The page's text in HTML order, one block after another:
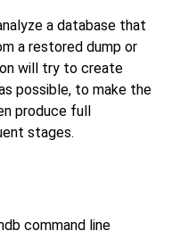
a database that
a restored dump or
will try to create
possible, to make the
produce full
stages.
command line